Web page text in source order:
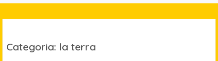
A
ST
Categoria: la terra